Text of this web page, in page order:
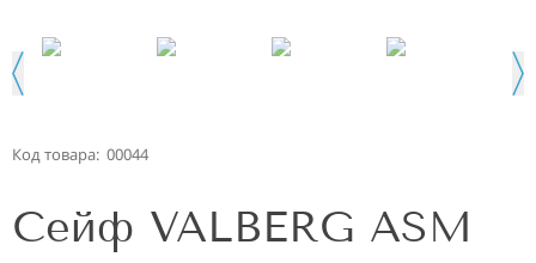
Код товара: 00044
Сейф VALBERG ASM